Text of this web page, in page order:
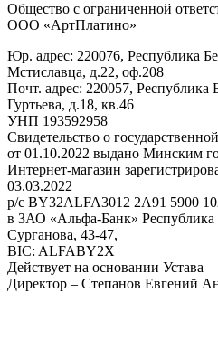
Общество с ограниченной
ООО «АртПлатино»
Юр. адрес: 220076, Республика
Мстиславца, д.22, оф.208
Почт. адрес: 220057, Республика
Гуртьева, д.18, кв.46
УНП 193592958
Свидетельство о
от 01.10.2022 выдано Минским
Интернет-магазин
03.03.2022
р/с BY32ALFA3012 2A91 5900
в ЗАО «Альфа-Банк» Республика
Сурганова, 43-47,
BIC: ALFABY2X
Действует на основании Устава
Директор – Степанов Евгений